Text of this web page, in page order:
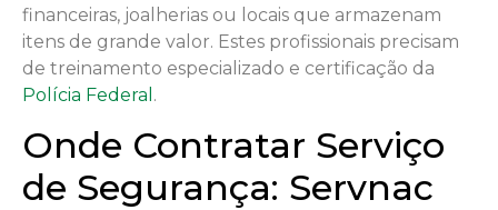
financeiras, joalherias ou locais que armazenam
itens de grande valor. Estes profissionais precisam
de treinamento especializado e certificação da
Polícia Federal .
Onde Contratar Serviço
de Segurança: Servnac